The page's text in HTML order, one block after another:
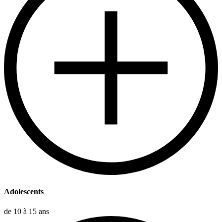
Adolescents
de 10 à 15 ans